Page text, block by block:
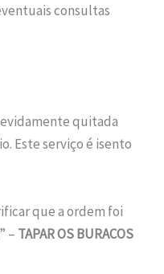
consultas
quitada
Este serviço é isento
que a ordem foi
– TAPAR OS BURACOS